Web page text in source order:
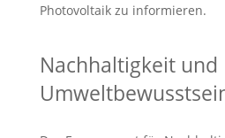
Photovoltaik zu informieren.
Nachhaltigkeit und